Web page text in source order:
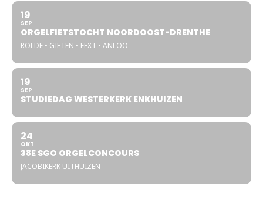
19
SEP
ORGELFIETSTOCHT NOORDOOST-DRENTHE
ROLDE • GIETEN • EEXT • ANLOO
19
SEP
STUDIEDAG WESTERKERK ENKHUIZEN
24
OKT
38E SGO ORGELCONCOURS
JACOBIKERK UITHUIZEN